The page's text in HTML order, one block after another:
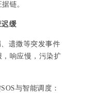
链。
迟缓
遗撒等突发事件
响应慢，污染扩
与智能调度：